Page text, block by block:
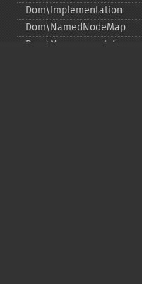
Dom\Implementation
Dom\NamedNodeMap
Dom\NamespaceInfo